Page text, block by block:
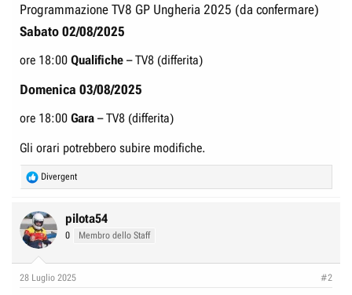
Programmazione TV8 GP Ungheria 2025 (da confermare)​
Sabato 02/08/2025
ore 18:00 Qualifiche – TV8 (differita)
Domenica 03/08/2025
ore 18:00 Gara – TV8 (differita)
Gli orari potrebbero subire modifiche.
R
e
c
t
i
s
Divergent
pilota54
0 Membro dello Staff
28 Luglio 2025 #2